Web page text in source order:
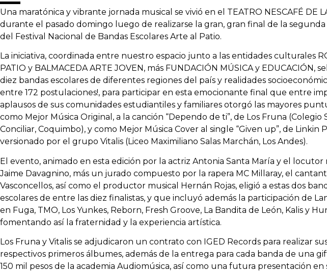
Una maratónica y vibrante jornada musical se vivió en el TEATRO NESCAFÉ DE
durante el pasado domingo luego de realizarse la gran, gran final de la segunda
del Festival Nacional de Bandas Escolares Arte al Patio.
La iniciativa, coordinada entre nuestro espacio junto a las entidades culturales
PATIO y BALMACEDA ARTE JOVEN, más FUNDACIÓN MÚSICA y EDUCACIÓN,
diez bandas escolares de diferentes regiones del país y realidades
entre 172 postulaciones!, para participar en esta emocionante final que entre
aplausos de sus comunidades estudiantiles y familiares otorgó las mayores
como Mejor Música Original, a la canción “Dependo de ti”, de Los Fruna (Colegio
Conciliar, Coquimbo), y como Mejor Música Cover al single “Given up”, de Linkin
versionado por el grupo Vitalis (Liceo Maximiliano Salas Marchán, Los Andes).
El evento, animado en esta edición por la actriz Antonia Santa María y el locutor
Jaime Davagnino, más un jurado compuesto por la rapera MC Millaray, el
Vasconcellos, así como el productor musical Hernán Rojas, eligió a estas dos
escolares de entre las diez finalistas, y que incluyó además la participación de
en Fuga, TMO, Los Yunkes, Reborn, Fresh Groove, La Bandita de León, Kalis y
fomentando así la fraternidad y la experiencia artística.
Los Fruna y Vitalis se adjudicaron un contrato con IGED Records para realizar
respectivos primeros álbumes, además de la entrega para cada banda de una
150 mil pesos de la academia Audiomúsica, así como una futura presentación en